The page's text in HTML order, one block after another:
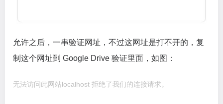
允许之后，一串验证网址，不过这网址是打不开的，复
制这个网址到 Google Drive 验证里面，如图：
无法访问此网站localhost 拒绝了我们的连接请求。